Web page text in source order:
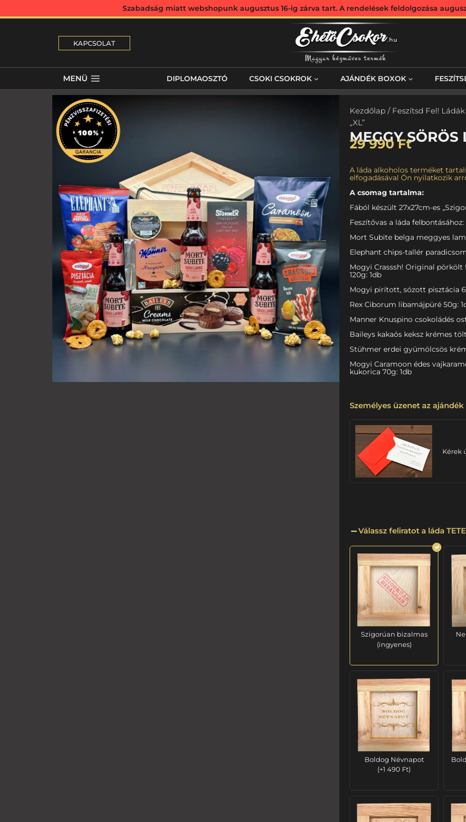
Szabadság miatt webshopunk augusztus 16-ig zárva tart. A rendelések feldolgozása
KAPCSOLAT
MENÜ DIPLOMAOSZTÓ CSOKI CSOKROK AJÁNDÉK BOXOK
Kezdőlap/ Feszítsd Fel! Ládák
„XL”
MEGGY SÖRÖS
29 990Ft
A láda alkoholos terméket
elfogadásával Ön nyilatkozik
A csomag tartalma:
Fából készült 27x27cm-es
Feszítővas a láda felbontásához:
Mort Subite belga meggyes
Elephant chips-tallér
Mogyi Crasssh! Original
120g: 1db
Mogyi pirított, sózott pisztácia
Rex Ciborum libamájpüré 50g:
Manner Knuspino csokoládés
Baileys kakaós keksz krémes
Stühmer erdei gyümölcsös
Mogyi Caramoon édes
kukorica 70g: 1db
Személyes üzenet az ajándék
Kérek
Válassz feliratot a láda
Szigorúan bizalmas
(ingyenes)
Boldog Névnapot
(+1 490 Ft)